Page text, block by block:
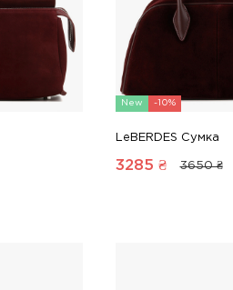
New -10%
LeBERDES Сумка
3285 ₴ 3650 ₴